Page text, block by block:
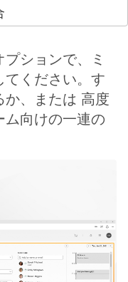
ションで、ミ
てください。す
か、または 高度
ム向けの一連の